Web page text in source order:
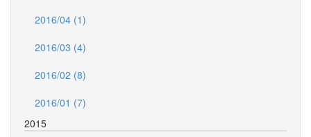
2016/04 (1)
2016/03 (4)
2016/02 (8)
2016/01 (7)
2015